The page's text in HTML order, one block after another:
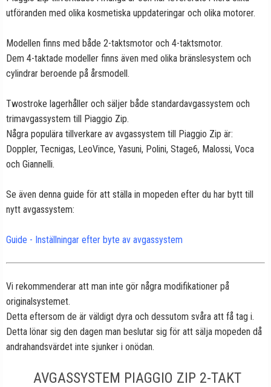
utföranden med olika kosmetiska uppdateringar och olika motorer.
Modellen finns med både 2-taktsmotor och 4-taktsmotor.
Dem 4-taktade modeller finns även med olika bränslesystem och
cylindrar beroende på årsmodell.
Twostroke lagerhåller och säljer både standardavgassystem och
trimavgassystem till Piaggio Zip.
Några populära tillverkare av avgassystem till Piaggio Zip är:
Doppler, Tecnigas, LeoVince, Yasuni, Polini, Stage6, Malossi, Voca
och Giannelli.
Se även denna guide för att ställa in mopeden efter du har bytt till
nytt avgassystem:
Guide - Inställningar efter byte av avgassystem
Vi rekommenderar att man inte gör några modifikationer på
originalsystemet.
Detta eftersom de är väldigt dyra och dessutom svåra att få tag i.
Detta lönar sig den dagen man beslutar sig för att sälja mopeden då
andrahandsvärdet inte sjunker i onödan.
AVGASSYSTEM PIAGGIO ZIP 2-TAKT